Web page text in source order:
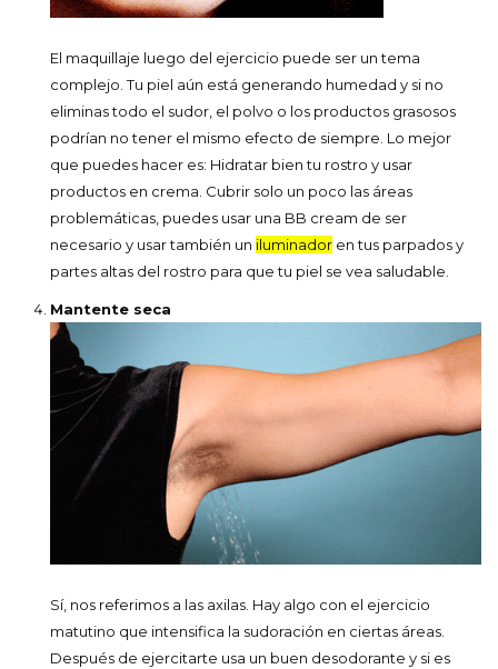
El maquillaje luego del ejercicio puede ser un tema
complejo. Tu piel aún está generando humedad y si no
eliminas todo el sudor, el polvo o los productos grasosos
podrían no tener el mismo efecto de siempre. Lo mejor
que puedes hacer es: Hidratar bien tu rostro y usar
productos en crema. Cubrir solo un poco las áreas
problemáticas, puedes usar una BB cream de ser
necesario y usar también un iluminador en tus parpados y
partes altas del rostro para que tu piel se vea saludable.
Mantente seca
Sí, nos referimos a las axilas. Hay algo con el ejercicio
matutino que intensifica la sudoración en ciertas áreas.
Después de ejercitarte usa un buen desodorante y si es